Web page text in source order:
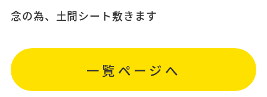
念の為、土間シート敷きます
一覧ページへ